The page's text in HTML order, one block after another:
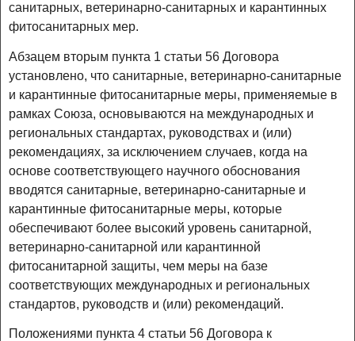
санитарных, ветеринарно-санитарных и карантинных
фитосанитарных мер.
Абзацем вторым пункта 1 статьи 56 Договора
установлено, что санитарные, ветеринарно-санитарные
и карантинные фитосанитарные меры, применяемые в
рамках Союза, основываются на международных и
региональных стандартах, руководствах и (или)
рекомендациях, за исключением случаев, когда на
основе соответствующего научного обоснования
вводятся санитарные, ветеринарно-санитарные и
карантинные фитосанитарные меры, которые
обеспечивают более высокий уровень санитарной,
ветеринарно-санитарной или карантинной
фитосанитарной защиты, чем меры на базе
соответствующих международных и региональных
стандартов, руководств и (или) рекомендаций.
Положениями пункта 4 статьи 56 Договора к